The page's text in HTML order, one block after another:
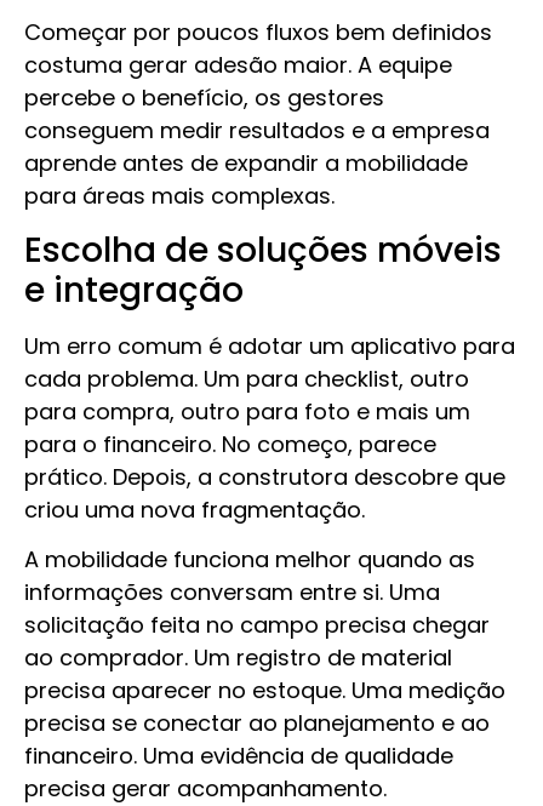
Começar por poucos fluxos bem definidos
costuma gerar adesão maior. A equipe
percebe o benefício, os gestores
conseguem medir resultados e a empresa
aprende antes de expandir a mobilidade
para áreas mais complexas.
Escolha de soluções móveis
e integração
Um erro comum é adotar um aplicativo para
cada problema. Um para checklist, outro
para compra, outro para foto e mais um
para o financeiro. No começo, parece
prático. Depois, a construtora descobre que
criou uma nova fragmentação.
A mobilidade funciona melhor quando as
informações conversam entre si. Uma
solicitação feita no campo precisa chegar
ao comprador. Um registro de material
precisa aparecer no estoque. Uma medição
precisa se conectar ao planejamento e ao
financeiro. Uma evidência de qualidade
precisa gerar acompanhamento.